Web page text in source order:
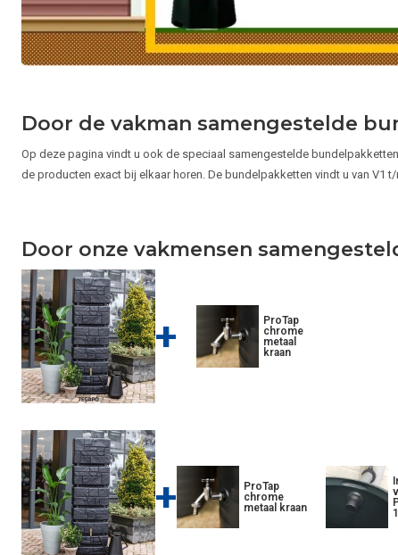
Door de vakman samengestelde
Op deze pagina vindt u ook de speciaal samengestelde
de producten exact bij elkaar horen. De bundelpakketten vindt u van V1
Door onze vakmensen
+
ProTap
chrome
metaal
kraan
+
ProTap
chrome
metaal kraan